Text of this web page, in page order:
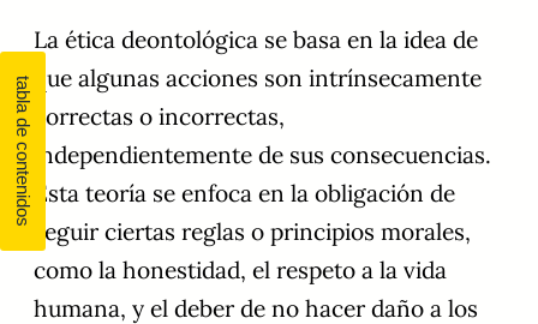
La ética deontológica se basa en la idea de
que algunas acciones son intrínsecamente
correctas o incorrectas,
independientemente de sus consecuencias.
Esta teoría se enfoca en la obligación de
seguir ciertas reglas o principios morales,
como la honestidad, el respeto a la vida
humana, y el deber de no hacer daño a los